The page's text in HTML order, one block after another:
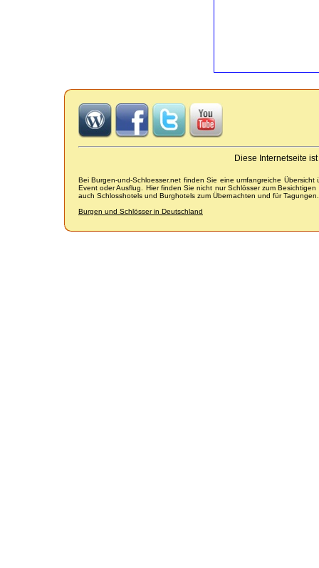
Diese Internetseite
Bei Burgen-und-Schloesser.net finden Sie eine umfangreiche
Event oder Ausflug. Hier finden Sie nicht nur Schlösser zum
auch Schlosshotels und Burghotels zum Übernachten und für Tagungen.
Burgen und Schlösser in Deutschland